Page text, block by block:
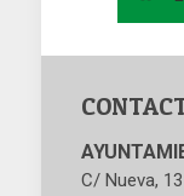
C/ Nueva,